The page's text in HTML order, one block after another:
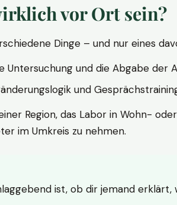
vor Ort sein?
Dinge – und nur eines
Untersuchung und die Abgabe der
und
Region, das Labor in Wohn-
im Umkreis zu nehmen.
ist, ob dir jemand